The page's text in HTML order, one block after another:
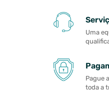
Uma
Pague
toda a